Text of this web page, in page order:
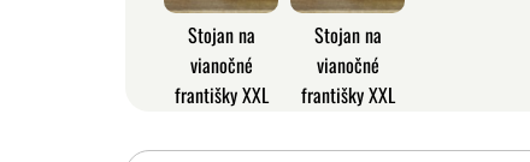
Stojan na
vianočné
františky XXL
Stojan na
vianočné
františky XXL